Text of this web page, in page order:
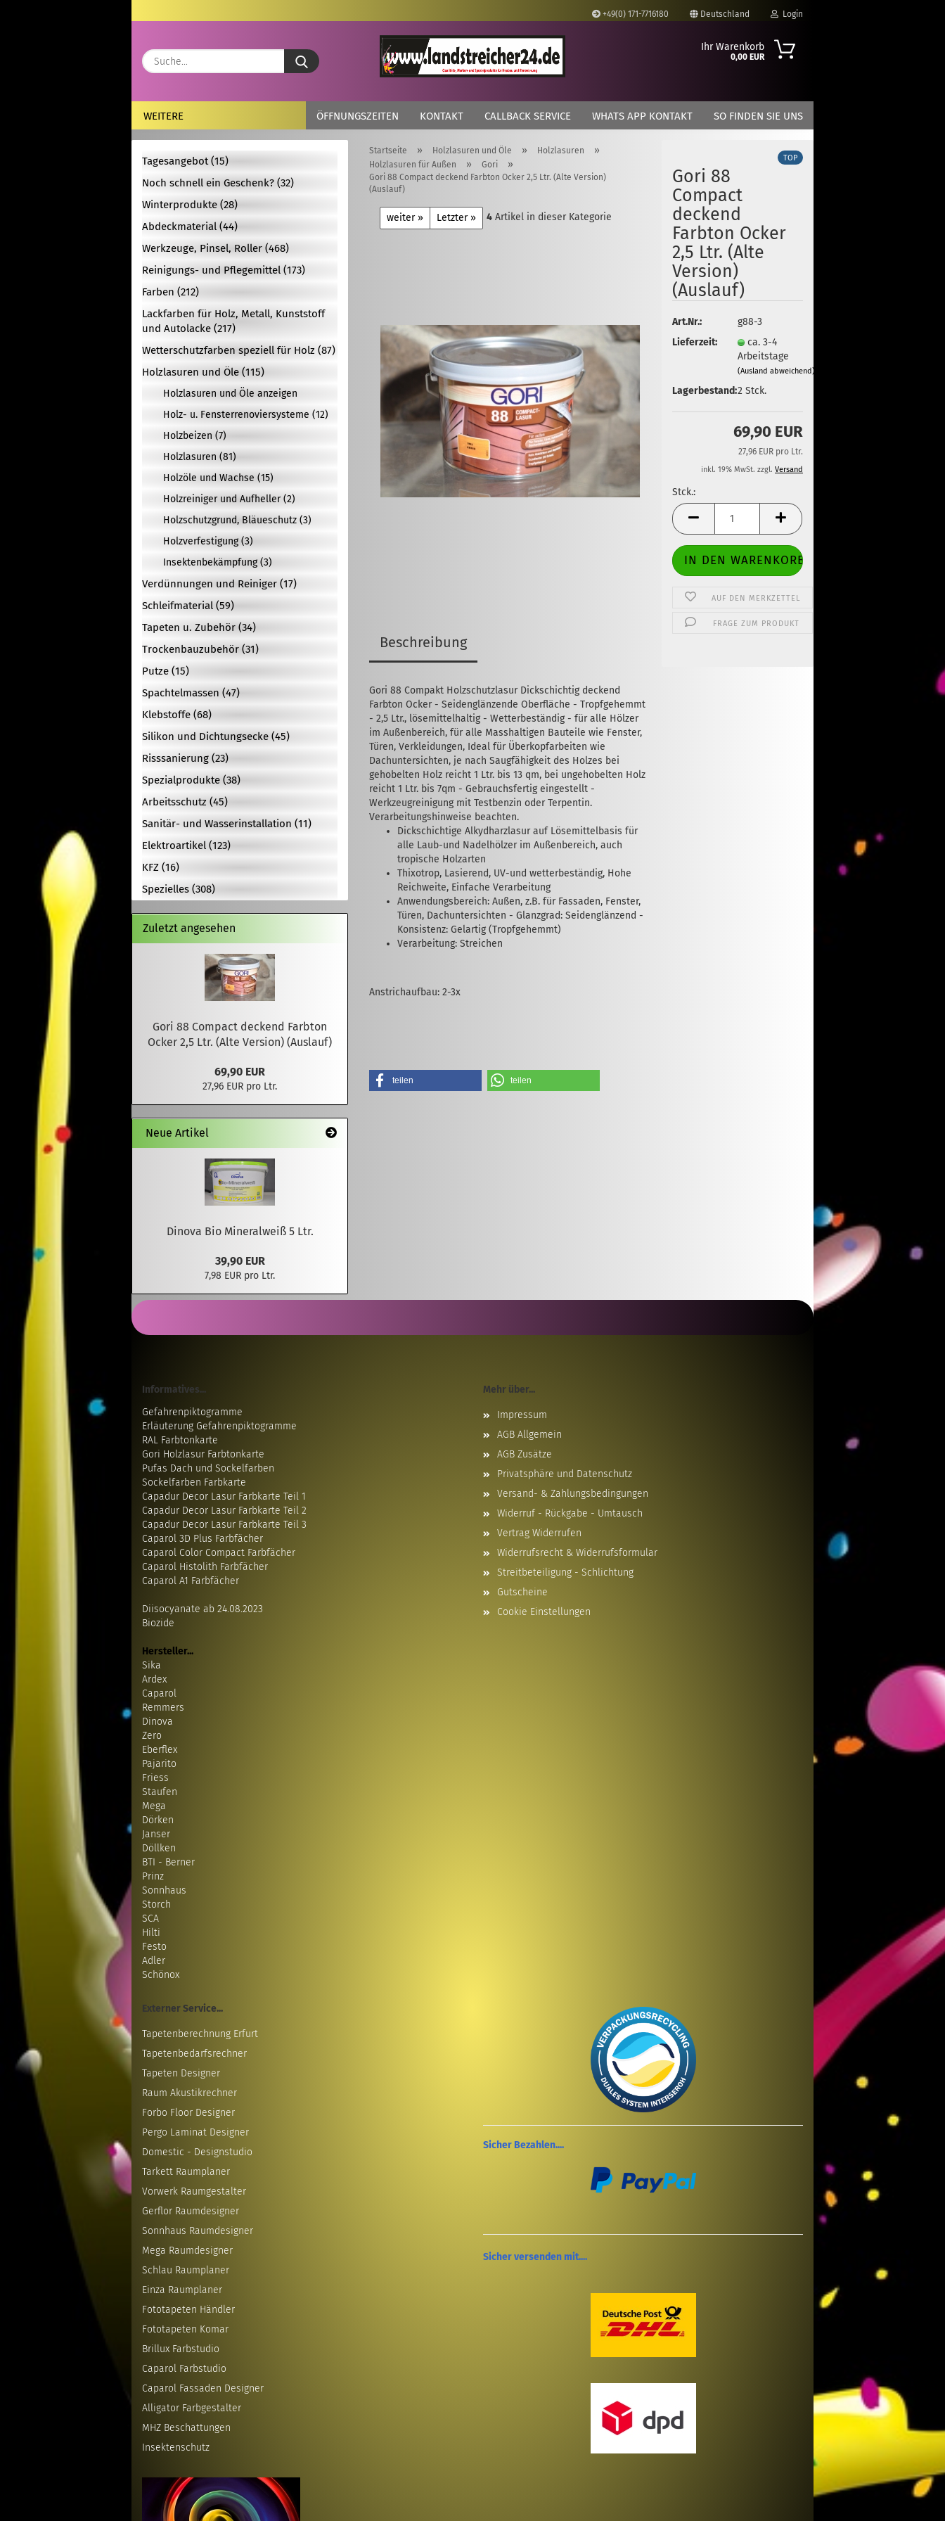
+49(0) 171-7716180 Deutschland
Lieferland
Login
Passwort
Konto erstellen
Passwort vergessen?
Suche...
Ihr Warenkorb
0,00 EUR
ÖFFNUNGSZEITEN KONTAKT CALLBACK SERVICE WHATS APP KONTAKT SO FINDEN SIE UNS
WEITERE
Startseite » Holzlasuren und Öle » Holzlasuren »
Holzlasuren für Außen » Gori »
Gori 88 Compact deckend Farbton Ocker 2,5 Ltr. (Alte Version)
(Auslauf)
weiter » Letzter » 4 Artikel in dieser Kategorie
TOP
Gori 88
Compact
deckend
Farbton Ocker
2,5 Ltr. (Alte
Version)
(Auslauf)
Art.Nr.:
g88-3
Lieferzeit:
ca. 3-4
Arbeitstage
(Ausland abweichend)
Lagerbestand:2 Stck.
69,90 EUR
27,96 EUR pro Ltr.
inkl. 19% MwSt. zzgl. Versand
Stck.:
Stck.
AUF DEN MERKZETTEL
FRAGE ZUM PRODUKT
Beschreibung
Gori 88 Compakt Holzschutzlasur Dickschichtig deckend
Farbton Ocker - Seidenglänzende Oberfläche - Tropfgehemmt
- 2,5 Ltr., lösemittelhaltig - Wetterbeständig - für alle Hölzer
im Außenbereich, für alle Masshaltigen Bauteile wie Fenster,
Türen, Verkleidungen, Ideal für Überkopfarbeiten wie
Dachuntersichten, je nach Saugfähigkeit des Holzes bei
gehobelten Holz reicht 1 Ltr. bis 13 qm, bei ungehobelten Holz
reicht 1 Ltr. bis 7qm - Gebrauchsfertig eingestellt -
Werkzeugreinigung mit Testbenzin oder Terpentin.
Verarbeitungshinweise beachten.
Dickschichtige Alkydharzlasur auf Lösemittelbasis für
alle Laub-und Nadelhölzer im Außenbereich, auch
tropische Holzarten
Thixotrop, Lasierend, UV-und wetterbeständig, Hohe
Reichweite, Einfache Verarbeitung
Anwendungsbereich: Außen, z.B. für Fassaden, Fenster,
Türen, Dachuntersichten - Glanzgrad: Seidenglänzend -
Konsistenz: Gelartig (Tropfgehemmt)
Verarbeitung: Streichen
Anstrichaufbau: 2-3x
teilen teilen
Tagesangebot (15)
Noch schnell ein Geschenk? (32)
Winterprodukte (28)
Abdeckmaterial (44)
Werkzeuge, Pinsel, Roller (468)
Reinigungs- und Pflegemittel (173)
Farben (212)
Lackfarben für Holz, Metall, Kunststoff
und Autolacke (217)
Wetterschutzfarben speziell für Holz (87)
Holzlasuren und Öle (115)
Holzlasuren und Öle anzeigen
Holz- u. Fensterrenoviersysteme (12)
Holzbeizen (7)
Holzlasuren (81)
Holzöle und Wachse (15)
Holzreiniger und Aufheller (2)
Holzschutzgrund, Bläueschutz (3)
Holzverfestigung (3)
Insektenbekämpfung (3)
Verdünnungen und Reiniger (17)
Schleifmaterial (59)
Tapeten u. Zubehör (34)
Trockenbauzubehör (31)
Putze (15)
Spachtelmassen (47)
Klebstoffe (68)
Silikon und Dichtungsecke (45)
Risssanierung (23)
Spezialprodukte (38)
Arbeitsschutz (45)
Sanitär- und Wasserinstallation (11)
Elektroartikel (123)
KFZ (16)
Spezielles (308)
Zuletzt angesehen
Gori 88 Compact deckend Farbton
Ocker 2,5 Ltr. (Alte Version) (Auslauf)
69,90 EUR
27,96 EUR pro Ltr.
Neue Artikel
Dinova Bio Mineralweiß 5 Ltr.
39,90 EUR
7,98 EUR pro Ltr.
Informatives...
Gefahrenpiktogramme
Erläuterung Gefahrenpiktogramme
RAL Farbtonkarte
Gori Holzlasur Farbtonkarte
Pufas Dach und Sockelfarben
Sockelfarben Farbkarte
Capadur Decor Lasur Farbkarte Teil 1
Capadur Decor Lasur Farbkarte Teil 2
Capadur Decor Lasur Farbkarte Teil 3
Caparol 3D Plus Farbfächer
Caparol Color Compact Farbfächer
Caparol Histolith Farbfächer
Caparol A1 Farbfächer
Diisocyanate ab 24.08.2023
Biozide
Hersteller...
Sika
Ardex
Caparol
Remmers
Dinova
Zero
Eberflex
Pajarito
Friess
Staufen
Mega
Dörken
Janser
Döllken
BTI - Berner
Prinz
Sonnhaus
Storch
SCA
Hilti
Festo
Adler
Schönox
Mehr über...
Impressum
AGB Allgemein
AGB Zusätze
Privatsphäre und Datenschutz
Versand- & Zahlungsbedingungen
Widerruf - Rückgabe - Umtausch
Vertrag Widerrufen
Widerrufsrecht & Widerrufsformular
Streitbeteiligung - Schlichtung
Gutscheine
Cookie Einstellungen
Externer Service...
Tapetenberechnung Erfurt
Tapetenbedarfsrechner
Tapeten Designer
Raum Akustikrechner
Forbo Floor Designer
Pergo Laminat Designer
Domestic - Designstudio
Tarkett Raumplaner
Vorwerk Raumgestalter
Gerflor Raumdesigner
Sonnhaus Raumdesigner
Mega Raumdesigner
Schlau Raumplaner
Einza Raumplaner
Fototapeten Händler
Fototapeten Komar
Brillux Farbstudio
Caparol Farbstudio
Caparol Fassaden Designer
Alligator Farbgestalter
MHZ Beschattungen
Insektenschutz
Sicher Bezahlen....
Sicher versenden mit....